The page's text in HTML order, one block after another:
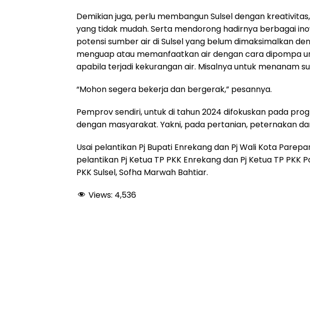
Demikian juga, perlu membangun Sulsel dengan
yang tidak mudah. Serta mendorong hadirnya berbagai
potensi sumber air di Sulsel yang belum dimaksimalkan
menguap atau memanfaatkan air dengan cara dipompa
apabila terjadi kekurangan air. Misalnya untuk menanam
“Mohon segera bekerja dan bergerak,” pesannya.
Pemprov sendiri, untuk di tahun 2024 difokuskan pada
dengan masyarakat. Yakni, pada pertanian, peternakan
Usai pelantikan Pj Bupati Enrekang dan Pj Wali Kota
pelantikan Pj Ketua TP PKK Enrekang dan Pj Ketua TP PKK
PKK Sulsel, Sofha Marwah Bahtiar.
Views: 4,536